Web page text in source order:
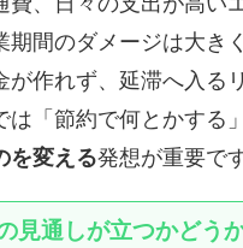
期間のダメージは大き
が作れず、延滞へ入る
は「節約で何とかする
を変える発想が重要です
見通しが立つかどう